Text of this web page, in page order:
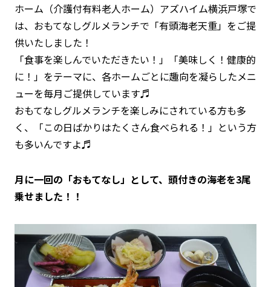
ホーム（介護付有料老人ホーム）アズハイム横浜戸塚で
は、おもてなしグルメランチで「有頭海老天重」をご提
供いたしました！
「食事を楽しんでいただきたい！」「美味しく！健康的
に！」をテーマに、各ホームごとに趣向を凝らしたメニ
ューを毎月ご提供しています♬
おもてなしグルメランチを楽しみにされている方も多
く、「この日ばかりはたくさん食べられる！」という方
も多いんですよ♬
月に一回の「おもてなし」として、頭付きの海老を3尾
乗せました！！